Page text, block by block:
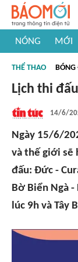
NÓNG MỚI
#Khám phá thế giới
THỂ THAO BÓNG
Lịch thi
14/6/
Ngày 15/6/
và thế giới sẽ
đấu: Đức -
Bờ Biển Ngà -
lúc 9h và Tây